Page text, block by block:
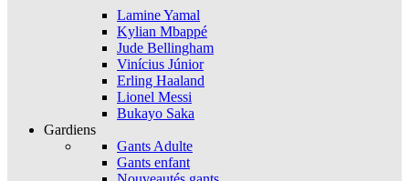
Lamine Yamal
Kylian Mbappé
Jude Bellingham
Vinícius Júnior
Erling Haaland
Lionel Messi
Bukayo Saka
Gardiens
Gants Adulte
Gants enfant